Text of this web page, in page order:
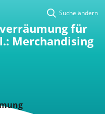
Suche ändern
für
Merchandising